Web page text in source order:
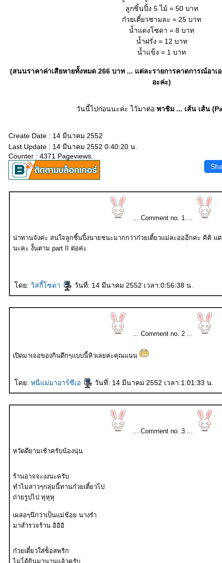
ลูกชิ้นปิ้ง 5 ไม้ = 50 บาท
ก๋วยเตี๋ยวชามละ = 25 บาท
น้ำแดงโซดา = 8 บาท
น้ำฝรั่ง = 12 บาท
น้ำแข็ง = 1 บาท
(สนนราคาค่าเสียหายทั้งหมด 266 บาท ... แต่ละรายการคาดการณ์อาเ
อะค่ะ)
วันนี้ไปก่อนนะค่ะ ไว้มาต่อ พาชิม ... เส้น เส้น
Create Date : 14 มีนาคม 2552
Last Update : 14 มีนาคม 2552 0:40:20 น.
Counter : 4371 Pageviews.
... Comment no. 1 ...
น่าทานจังค่ะ สนใจลูกชิ้นปิ้งนายชนะมากกว่าก๋วยเตี๋ยวแม่ละอออีกค่ะ คิคิ แต่อย่างไรพี่วิสกี้ก็ชอบอาหารเส้น
นะคะ งั้นตาม part II ต่อค่ะ
ดย: วิสกี้โซดา วันที่: 14 มีนาคม 2552 เวลา:0:56:38 น.
... Comment no. 2 ...
เปิดมาเจอของกินดึกๆแบบนี้หิวเลยค่ะคุณแนน
ดย: หนีแม่มาอาร์ซีเอ วันที่: 14 มีนาคม 2552 เวลา:1:01:33 น.
... Comment no. 3 ...
หวัดดียามเช้าครับน้องนุ่น
ร้านอาจจะงงนะครับ
ทำไมสาวๆกลุ่มนี้ทานก๋วยเตี๋ยวไป
ถ่ายรูปไป หุหุหุ
เผลอๆนึกว่าเป็นแม่ช้อย นางรำ
มาสำรวจร้าน อิอิอิ
ก๋วยเตี๋ยวใส่ซ็อสพริก
ไมไ่ด้ยินมานานแล้วครับ